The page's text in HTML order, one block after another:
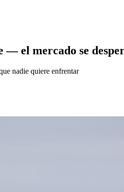
el mercado se
nadie quiere enfrentar